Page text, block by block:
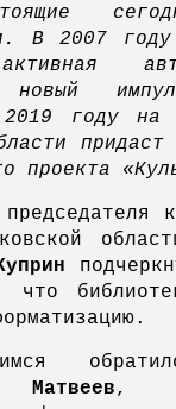
В 2007
новый
году на
придаст
проекта
что
Матвеев,